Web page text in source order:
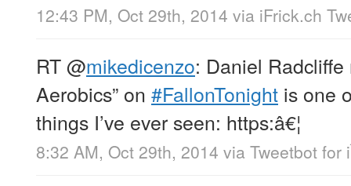
12:43 PM, Oct 29th, 2014 via iFrick.ch
RT@mikedicenzo: Daniel
Aerobics” on #FallonTonight is one
things I’ve ever seen: https:â€¦
8:32 AM, Oct 29th, 2014 via Tweetbot for